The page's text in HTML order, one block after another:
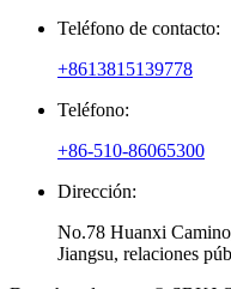
Teléfono de contacto:
+8613815139778
Teléfono:
+86-510-86065300
Dirección:
No.78 Huanxi
Jiangsu, relaciones